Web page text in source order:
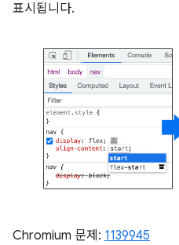
표시됩니다.
Chromium 문제: 1139945